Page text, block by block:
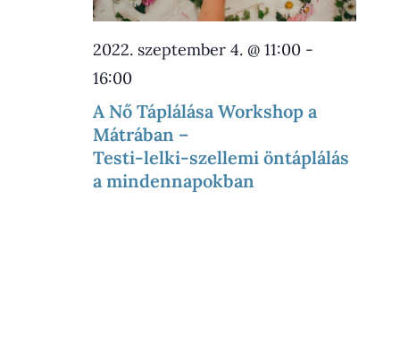
2022. szeptember 4. @ 11:00-
16:00
A Nő Táplálása Workshop a
Mátrában –
Testi-lelki-szellemi öntáplálás
a mindennapokban